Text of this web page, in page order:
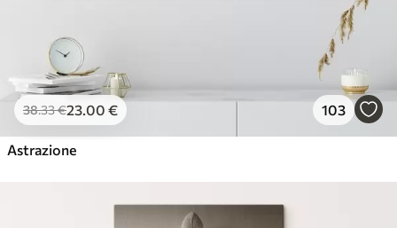
38.33€23.00 € 103
Astrazione